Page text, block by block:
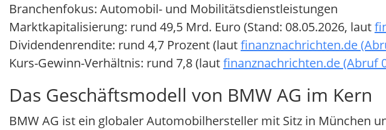
Branchenfokus: Automobil- und Mobilitätsdienstleistungen
Marktkapitalisierung: rund 49,5 Mrd. Euro (Stand: 08.05.2026, laut
Dividendenrendite: rund 4,7 Prozent (lautfinanznachrichten.de
Kurs-Gewinn-Verhältnis: rund 7,8 (lautfinanznachrichten.de (Abruf
Das Geschäftsmodell von BMW AG im Kern
BMW AG ist ein globaler Automobilhersteller mit Sitz in München